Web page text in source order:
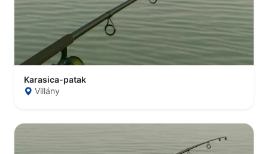
Karasica-patak
Villány